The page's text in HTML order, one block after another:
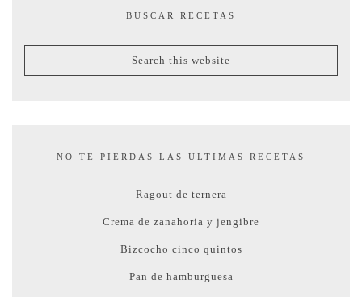
BUSCAR RECETAS
NO TE PIERDAS LAS ULTIMAS RECETAS
Ragout de ternera
Crema de zanahoria y jengibre
Bizcocho cinco quintos
Pan de hamburguesa